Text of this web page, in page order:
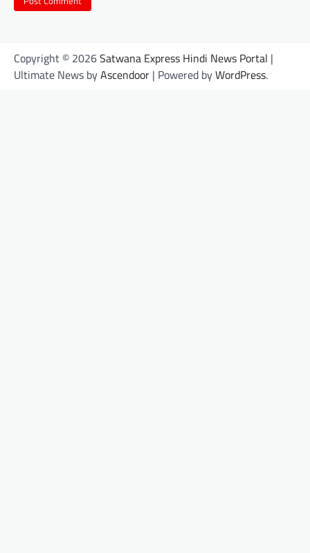
Copyright © 2026Satwana Express Hindi News Portal |
Ultimate News byAscendoor | Powered byWordPress.